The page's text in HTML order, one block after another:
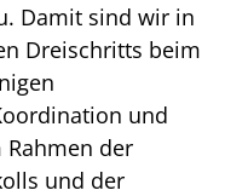
Damit sind wir in
Dreischritts beim
und
der
und der